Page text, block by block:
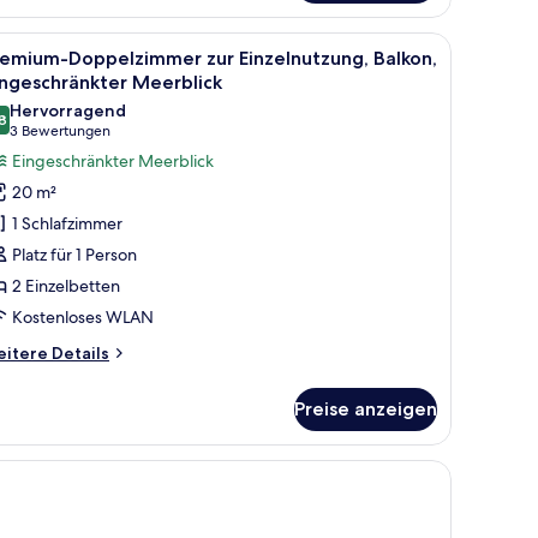
Fernseher und Meerblick. Ein Hotelzimmer mit Bett, Schreibtisch,
6
Doppelzimmer zur Einzelnutzung, Balkon,
Meerblick
von 10
Hervorragend
3 Bewertungen
(3
Bewertungen)
Eingeschränkter Meerblick
20 m²
1 Schlafzimmer
Platz für 1 Person
2 Einzelbetten
Kostenloses WLAN
Details
Preise anzeigen